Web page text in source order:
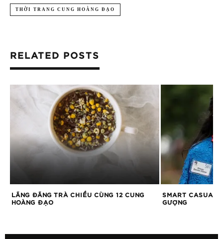
THỜI TRANG CUNG HOÀNG ĐẠO
RELATED POSTS
LÃNG ĐÃNG TRÀ CHIỀU CÙNG 12 CUNG
HOÀNG ĐẠO
SMART CASUAL:
GƯỢNG